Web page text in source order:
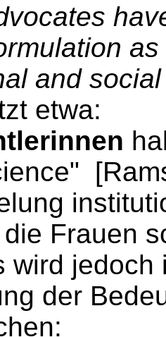
and
etwa:
Frauen
wird jedoch
der